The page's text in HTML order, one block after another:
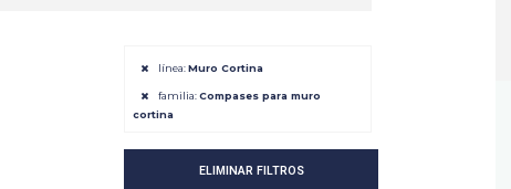
línea:Muro Cortina
familia:Compases para muro
cortina
ELIMINAR FILTROS